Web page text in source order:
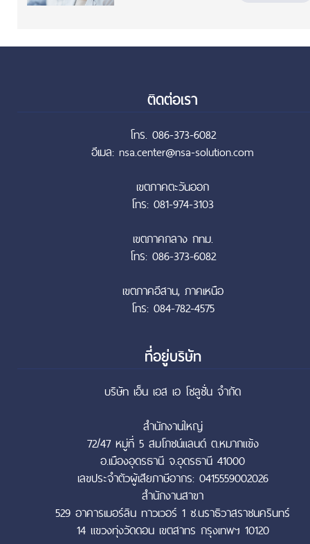
ติดต่อเรา
โทร. 086-373-6082
อีเมล: nsa.center@nsa-solution.com
เขตภาคตะวันออก
โทร: 081-974-3103
เขตภาคกลาง กทม.
โทร: 086-373-6082
เขตภาคอีสาน, ภาคเหนือ
โทร: 084-782-4575
ที่อยู่บริษัท
บริษัท เอ็น เอส เอ โซลูชั่น จำกัด
สำนักงานใหญ่
72/47 หมู่ที่ 5 สมโภชน์แลนด์ ต.หมากแข้ง
อ.เมืองอุดรธานี จ.อุดรธานี 41000
เลขประจำตัวผู้เสียภาษีอากร: 0415559002026
สำนักงานสาขา
529 อาคารเมอร์ลิน ทาวเวอร์ 1 ซ.นราธิวาสราชนครินทร์
14 แขวงทุ่งวัดดอน เขตสาทร กรุงเทพฯ 10120